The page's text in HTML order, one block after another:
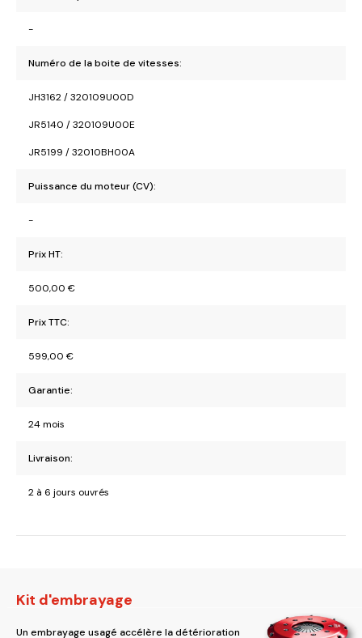
-
Numéro de la boite de vitesses:
JH3162 / 320109U00D
JR5140 / 320109U00E
JR5199 / 32010BH00A
Puissance du moteur (CV):
-
Prix HT:
500,00 €
Prix TTC:
599,00 €
Garantie:
24 mois
Livraison:
2 à 6 jours ouvrés
Kit d'embrayage
Un embrayage usagé accélère la détérioration